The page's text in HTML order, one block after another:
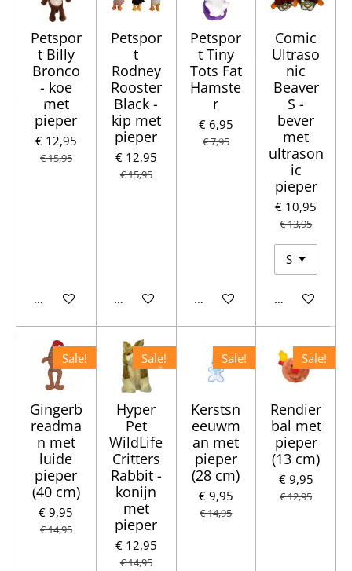
Petspor
t Billy
Bronco
- koe
met
pieper
€ 12,95
€ 15,95
In winkelwagen
Petspor
t
Rodney
Rooster
Black -
kip met
pieper
€ 12,95
€ 15,95
In winkelwagen
Petspor
t Tiny
Tots Fat
Hamste
r
€ 6,95
€ 7,95
Houd mij op de hoogte
Comic
Ultraso
nic
Beaver
S -
bever
met
ultrason
ic
pieper
€ 10,95
€ 13,95
In
Sale!
Gingerb
readma
n met
luide
pieper
(40 cm)
€ 9,95
€ 14,95
Sale!
Hyper
Pet
WildLife
Critters
Rabbit -
konijn
met
pieper
€ 12,95
€ 14,95
Sale!
Kerstsn
eeuwm
an met
pieper
(28 cm)
€ 9,95
€ 14,95
Sale!
Rendier
bal met
pieper
(13 cm)
€ 9,95
€ 12,95